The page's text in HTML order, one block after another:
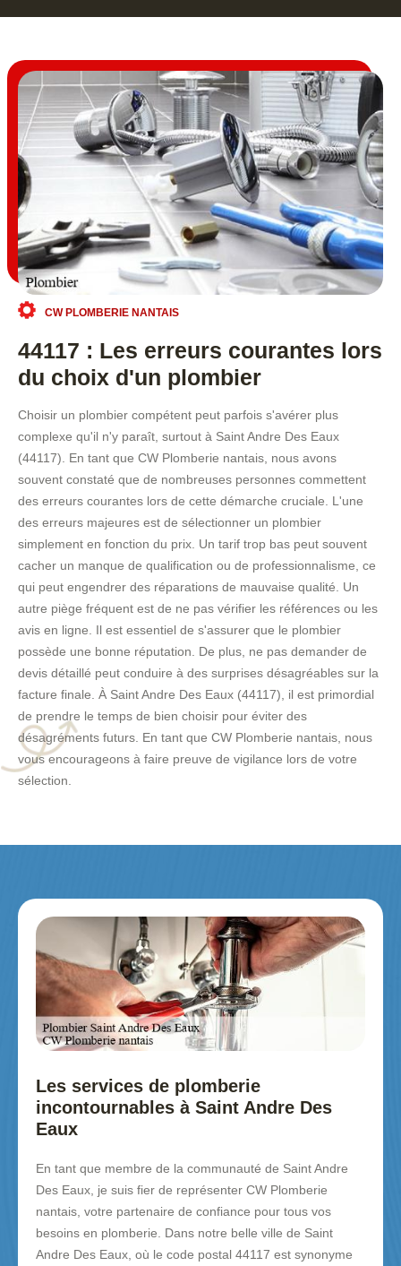
CW PLOMBERIE NANTAIS
44117 : Les erreurs courantes lors
du choix d'un plombier
Choisir un plombier compétent peut parfois s'avérer plus
complexe qu'il n'y paraît, surtout à Saint Andre Des Eaux
(44117). En tant que CW Plomberie nantais, nous avons
souvent constaté que de nombreuses personnes commettent
des erreurs courantes lors de cette démarche cruciale. L'une
des erreurs majeures est de sélectionner un plombier
simplement en fonction du prix. Un tarif trop bas peut souvent
cacher un manque de qualification ou de professionnalisme, ce
qui peut engendrer des réparations de mauvaise qualité. Un
autre piège fréquent est de ne pas vérifier les références ou les
avis en ligne. Il est essentiel de s'assurer que le plombier
possède une bonne réputation. De plus, ne pas demander de
devis détaillé peut conduire à des surprises désagréables sur la
facture finale. À Saint Andre Des Eaux (44117), il est primordial
de prendre le temps de bien choisir pour éviter des
désagréments futurs. En tant que CW Plomberie nantais, nous
vous encourageons à faire preuve de vigilance lors de votre
sélection.
Les services de plomberie
incontournables à Saint Andre Des
Eaux
En tant que membre de la communauté de Saint Andre
Des Eaux, je suis fier de représenter CW Plomberie
nantais, votre partenaire de confiance pour tous vos
besoins en plomberie. Dans notre belle ville de Saint
Andre Des Eaux, où le code postal 44117 est synonyme